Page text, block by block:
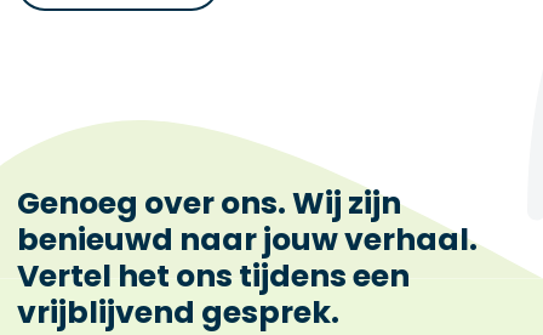
Genoeg over ons. Wij zijn
benieuwd naar jouw verhaal.
Vertel het ons tijdens een
vrijblijvend gesprek.